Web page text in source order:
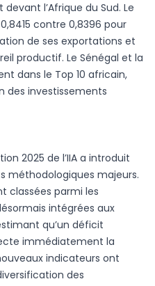
l’Afrique du Sud. Le
contre 0,8396 pour
de ses exportations et
productif. Le Sénégal et la
dans le Top 10 africain,
des investissements
2025 de l’IIA a introduit
méthodologiques majeurs.
classées parmi les
intégrées aux
qu’un déficit
immédiatement la
indicateurs ont
des